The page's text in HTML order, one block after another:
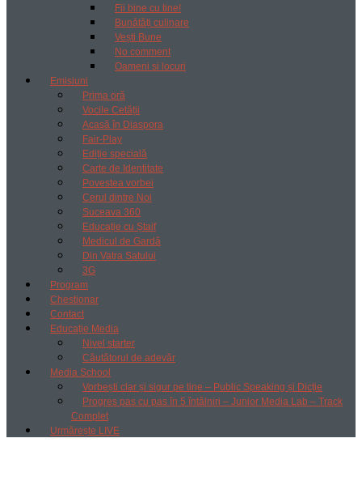
Fii bine cu tine!
Bunătăți culinare
Vești Bune
No comment
Oameni si locuri
Emisiuni
Prima oră
Vocile Cetății
Acasă în Diaspora
Fair-Play
Ediție specială
Carte de Identitate
Povestea vorbei
Cerul dintre Noi
Suceava 360
Educație cu Ștaif
Medicul de Gardă
Din Vatra Satului
3G
Program
Chestionar
Contact
Educație Media
Nivel starter
Căutătorul de adevăr
Media School
Vorbești clar și sigur pe tine – Public Speaking și Dicție
Progres pas cu pas în 5 întâlniri – Junior Media Lab – Track
Complet
Urmărește LIVE